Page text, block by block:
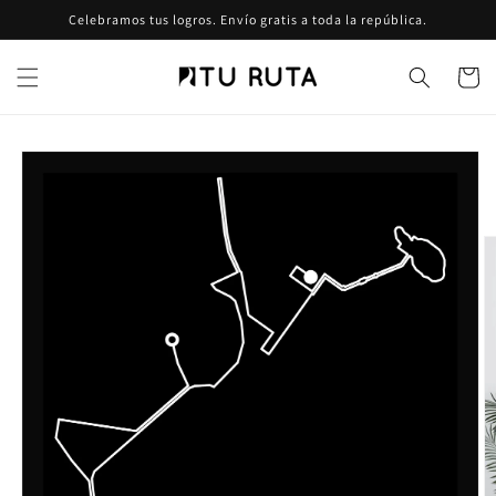
directamente
al contenido
Celebramos tus logros. Envío gratis a toda la república.
Carrito
directamente